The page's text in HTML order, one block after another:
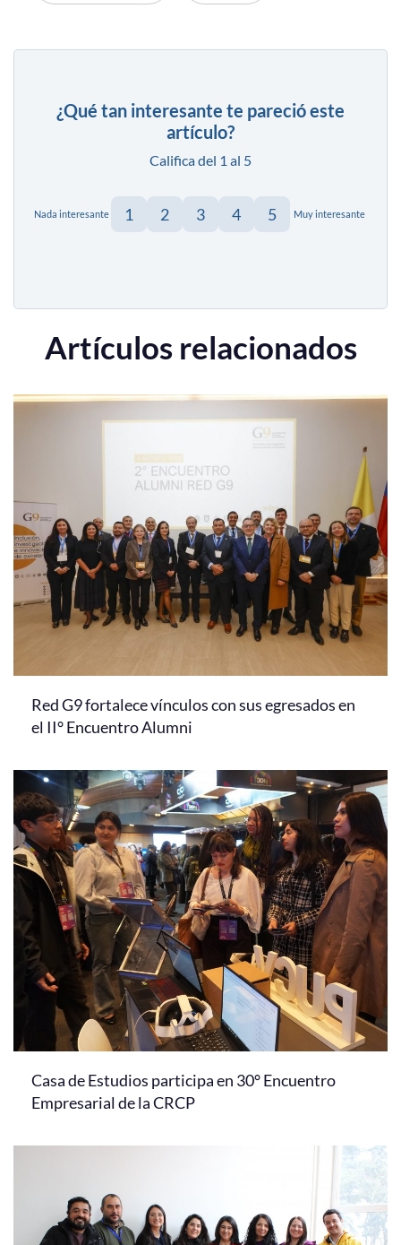
¿Qué tan interesante te pareció este
artículo?
Califica del 1 al 5
Nada interesante 1 2 3 4 5 Muy interesante
Artículos relacionados
Red G9 fortalece vínculos con sus egresados en
el II° Encuentro Alumni
Casa de Estudios participa en 30° Encuentro
Empresarial de la CRCP